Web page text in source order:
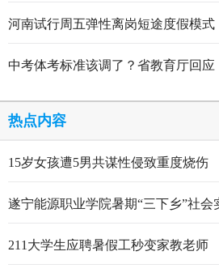
河南试行周五弹性离岗短途度假模式
中考体考标准该调了？省教育厅回应
热点内容
15岁女孩遭5男共谋性侵致重度烧伤
遂宁能源职业学院暑期“三下乡”社
211大学生应聘暑假工秒变家教老师